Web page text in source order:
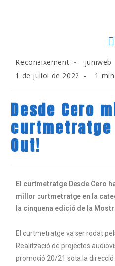
Reconeixement juniweb
1 de juliol de 2022
1
Desde Cero
Out!
El curtmetratge Desde Cero
millor curtmetratge en la
la cinquena edició de la
El curtmetratge va ser rodat
Realització de projectes
promoció 20/21 sota la direcció